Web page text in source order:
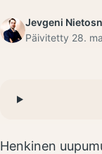
Jevgeni
Päivitetty 28.
Henkinen